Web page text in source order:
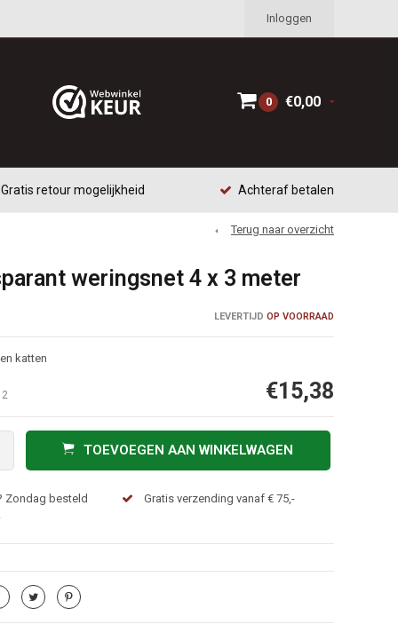
Inloggen
0 €0,00
Gratis retour mogelijkheid Achteraf betalen
Terug naar overzicht
weringsnet 4 x 3 meter
LEVERTIJD OP VOORRAAD
katten
€15,38
TOEVOEGEN AAN WINKELWAGEN
Zondag besteld
Gratis verzending vanaf € 75,-